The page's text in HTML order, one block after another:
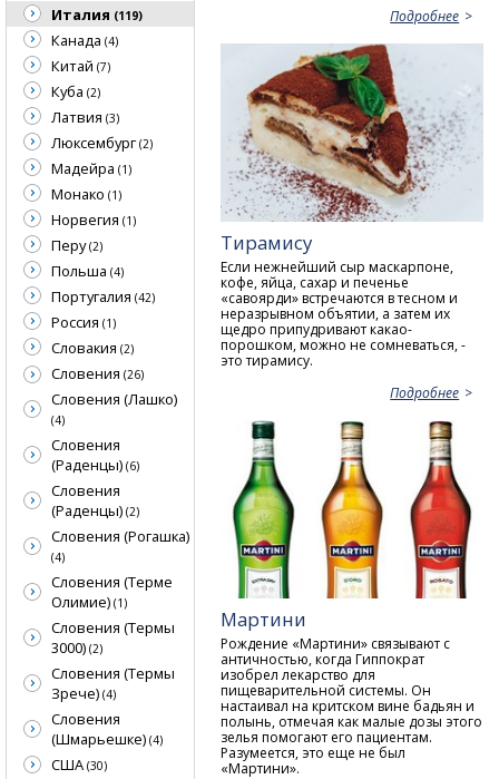
Подробнее
Тирамису
Если нежнейший сыр маскарпоне,
кофе, яйца, сахар и печенье
«савоярди» встречаются в тесном и
неразрывном объятии, а затем их
щедро припудривают какао-
порошком, можно не сомневаться, -
это тирамису.
Подробнее
Мартини
Рождение «Мартини» связывают с
античностью, когда Гиппократ
изобрел лекарство для
пищеварительной системы. Он
настаивал на критском вине бадьян и
полынь, отмечая как малые дозы этого
зелья помогают его пациентам.
Разумеется, это еще не был
«Мартини».
Италия (119)
Канада (4)
Китай (7)
Куба (2)
Латвия (3)
Люксембург(2)
Мадейра (1)
Монако (1)
Норвегия (1)
Перу(2)
Польша (4)
Португалия (42)
Россия (1)
Словакия (2)
Словения (26)
Словения (Лашко)
(4)
Словения
(Раденцы) (6)
Словения
(Раденцы) (2)
Словения (Рогашка)
(4)
Словения (Терме
Олимие) (1)
Словения (Термы
3000) (2)
Словения (Термы
Зрече) (4)
Словения
(Шмарьешке) (4)
США (30)